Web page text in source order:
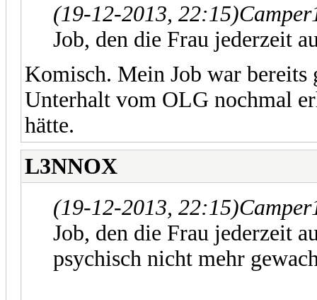
(19-12-2013, 22:15)
Job, den die Frau jederzeit
Komisch. Mein Job war
Unterhalt vom OLG nochmal
hätte.
L3NNOX
(19-12-2013, 22:15)
Job, den die Frau jederzeit
psychisch nicht mehr